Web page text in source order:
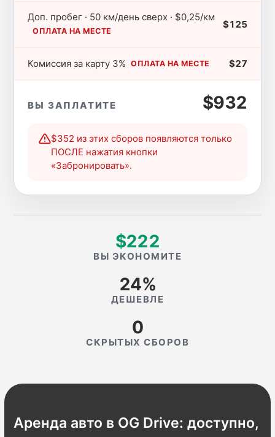
Доп. пробег · 50 км/день сверх · $0,25/км
ОПЛАТА НА МЕСТЕ
$125
Комиссия за карту 3% ОПЛАТА НА МЕСТЕ $27
ВЫ ЗАПЛАТИТЕ $932
$352 из этих сборов появляются только
ПОСЛЕ нажатия кнопки
«Забронировать».
$222
ВЫ ЭКОНОМИТЕ
24%
ДЕШЕВЛЕ
0
СКРЫТЫХ СБОРОВ
Аренда авто в OG Drive: доступно,